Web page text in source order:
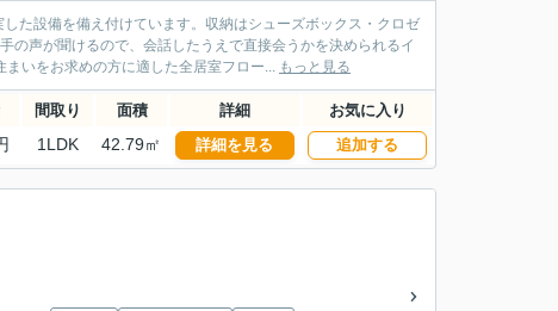
た設備を備え付けています。収納はシューズボックス・クロゼ
の声が聞けるので、会話したうえで直接会うかを決められるイ
いをお求めの方に適した全居室フロー... もっと見る
間取り 面積 詳細 お気に入り
1LDK 42.79㎡ 詳細を見る 追加する